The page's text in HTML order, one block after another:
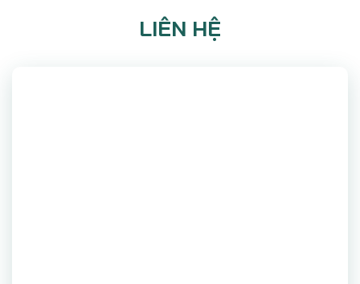
LIÊN HỆ